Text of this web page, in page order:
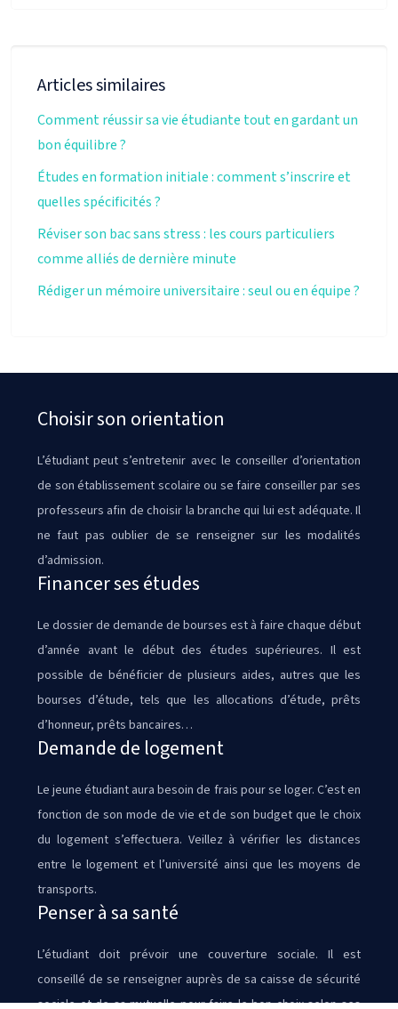
Articles similaires
Comment réussir sa vie étudiante tout en gardant un
bon équilibre ?
Études en formation initiale : comment s’inscrire et
quelles spécificités ?
Réviser son bac sans stress : les cours particuliers
comme alliés de dernière minute
Rédiger un mémoire universitaire : seul ou en équipe ?
Choisir son orientation
L’étudiant peut s’entretenir avec le conseiller d’orientation
de son établissement scolaire ou se faire conseiller par ses
professeurs afin de choisir la branche qui lui est adéquate. Il
ne faut pas oublier de se renseigner sur les modalités
d’admission.
Financer ses études
Le dossier de demande de bourses est à faire chaque début
d’année avant le début des études supérieures. Il est
possible de bénéficier de plusieurs aides, autres que les
bourses d’étude, tels que les allocations d’étude, prêts
d’honneur, prêts bancaires…
Demande de logement
Le jeune étudiant aura besoin de frais pour se loger. C’est en
fonction de son mode de vie et de son budget que le choix
du logement s’effectuera. Veillez à vérifier les distances
entre le logement et l’université ainsi que les moyens de
transports.
Penser à sa santé
L’étudiant doit prévoir une couverture sociale. Il est
conseillé de se renseigner auprès de sa caisse de sécurité
sociale et de sa mutuelle pour faire le bon choix selon ses